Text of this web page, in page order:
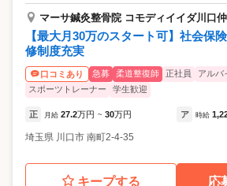
マーサ鍼灸整骨院 コモディイイダ川口
【最大月30万のスタート可】社会保
修制度充実
口コミあり 急募 柔道整復師 正社員
アルバ
スポーツトレーナー
学生歓迎
正 月給 27.2万円 ~ 30万円 ア 時給
埼玉県 川口市 南町2-4-35
キープする 応